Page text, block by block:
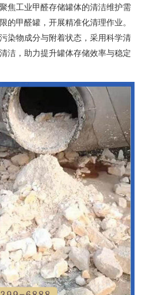
焦工业甲醛存储罐体的清洁维护需
的甲醛罐，开展精准化清理作业。
染物成分与附着状态，采用科学清
洁，助力提升罐体存储效率与稳定